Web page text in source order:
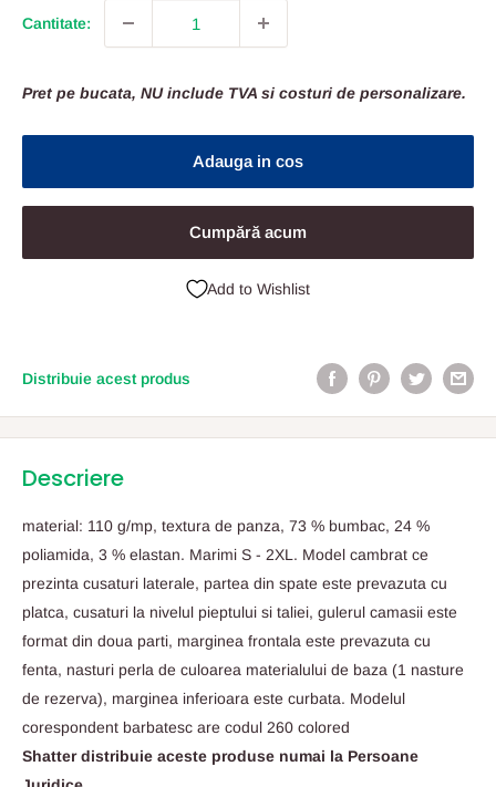
Cantitate:
Pret pe bucata, NU include TVA si costuri de personalizare.
Adauga in cos
Cumpără acum
Add to Wishlist
Distribuie acest produs
Descriere
material: 110 g/mp, textura de panza, 73 % bumbac, 24 %
poliamida, 3 % elastan. Marimi S - 2XL. Model cambrat ce
prezinta cusaturi laterale, partea din spate este prevazuta cu
platca, cusaturi la nivelul pieptului si taliei, gulerul camasii este
format din doua parti, marginea frontala este prevazuta cu
fenta, nasturi perla de culoarea materialului de baza (1 nasture
de rezerva), marginea inferioara este curbata. Modelul
corespondent barbatesc are codul 260 colored
Shatter distribuie aceste produse numai la Persoane